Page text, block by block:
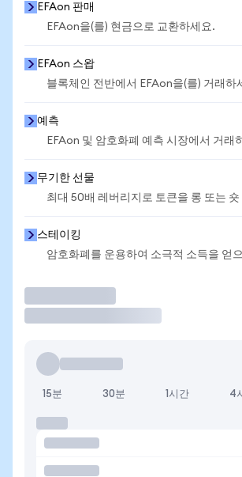
EFAon 판매
EFAon을(를) 현금으로 교환하세요.
EFAon 스왑
블록체인 전반에서 EFAon을(를) 거래하
예측
EFAon 및 암호화폐 예측 시장에서 거래
무기한 선물
최대 50배 레버리지로 토큰을 롱 또는 숏
스테이킹
암호화폐를 운용하여 소극적 소득을 얻
15분 30분 1시간 4